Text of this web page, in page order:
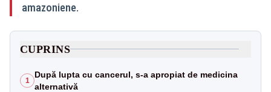
amazoniene.
CUPRINS
1
După lupta cu cancerul, s-a apropiat de medicina
alternativă